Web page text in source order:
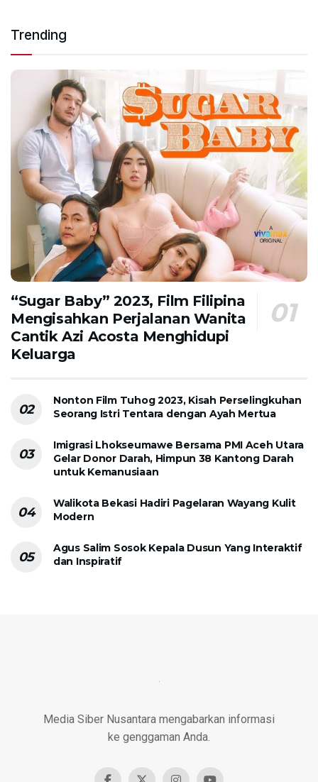
Trending
“Sugar Baby” 2023, Film Filipina
Mengisahkan Perjalanan Wanita
Cantik Azi Acosta Menghidupi
Keluarga
Nonton Film Tuhog 2023, Kisah Perselingkuhan
Seorang Istri Tentara dengan Ayah Mertua
Imigrasi Lhokseumawe Bersama PMI Aceh Utara
Gelar Donor Darah, Himpun 38 Kantong Darah
untuk Kemanusiaan
Walikota Bekasi Hadiri Pagelaran Wayang Kulit
Modern
Agus Salim Sosok Kepala Dusun Yang Interaktif
dan Inspiratif
Media Siber Nusantara mengabarkan informasi
ke genggaman Anda.